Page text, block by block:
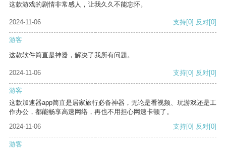
这款游戏的剧情非常感人，让我久久不能忘怀。
2024-11-06 支持[0] 反对[0]
游客
这款软件简直是神器，解决了我所有问题。
2024-11-06 支持[0] 反对[0]
游客
这款加速器app简直是居家旅行必备神器，无论是看视频、玩游戏还是工
作办公，都能畅享高速网络，再也不用担心网速卡顿了。
2024-11-06
支持[0] 反对[0]
游客